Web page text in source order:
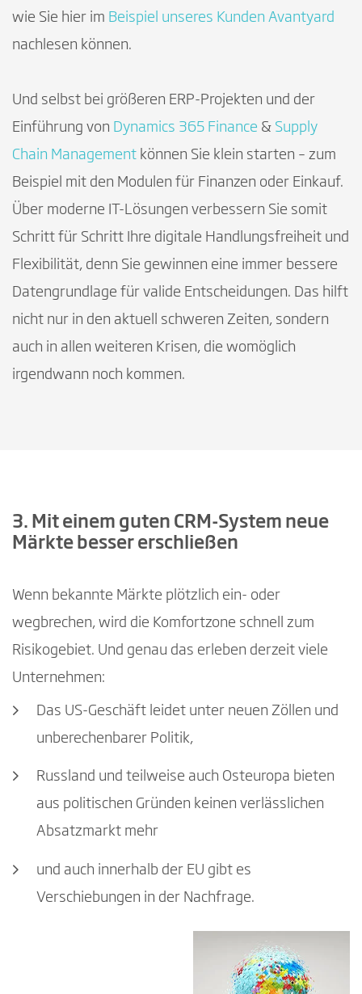
wie Sie hier im Beispiel unseres Kunden Avantyard
nachlesen können.
Und selbst bei größeren ERP-Projekten und der
Einführung von Dynamics 365 Finance & Supply
Chain Management können Sie klein starten – zum
Beispiel mit den Modulen für Finanzen oder Einkauf.
Über moderne IT-Lösungen verbessern Sie somit
Schritt für Schritt Ihre digitale Handlungsfreiheit und
Flexibilität, denn Sie gewinnen eine immer bessere
Datengrundlage für valide Entscheidungen. Das hilft
nicht nur in den aktuell schweren Zeiten, sondern
auch in allen weiteren Krisen, die womöglich
irgendwann noch kommen.
3. Mit einem guten CRM-System neue
Märkte besser erschließen
Wenn bekannte Märkte plötzlich ein- oder
wegbrechen, wird die Komfortzone schnell zum
Risikogebiet. Und genau das erleben derzeit viele
Unternehmen:
Das US-Geschäft leidet unter neuen Zöllen und
unberechenbarer Politik,
Russland und teilweise auch Osteuropa bieten
aus politischen Gründen keinen verlässlichen
Absatzmarkt mehr
und auch innerhalb der EU gibt es
Verschiebungen in der Nachfrage.